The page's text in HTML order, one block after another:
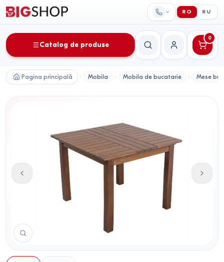
RO RU
Catalog de produse
CăutareContul meu
0
Pagina principală Mobila Mobila de bucatarie Mese